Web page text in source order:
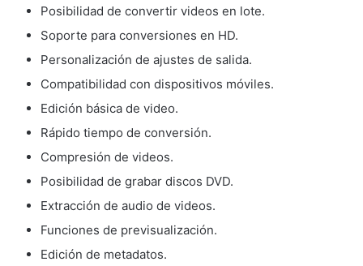
Posibilidad de convertir videos en lote.
Soporte para conversiones en HD.
Personalización de ajustes de salida.
Compatibilidad con dispositivos móviles.
Edición básica de video.
Rápido tiempo de conversión.
Compresión de videos.
Posibilidad de grabar discos DVD.
Extracción de audio de videos.
Funciones de previsualización.
Edición de metadatos.